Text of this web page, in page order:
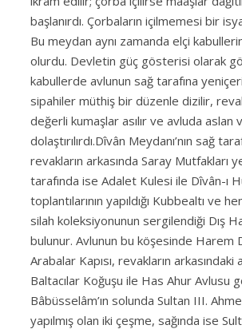
başlanırdı. Çorbaların içilmemesi bir
Bu meydan aynı zamanda elçi
olurdu. Devletin güç gösterisi olarak
kabullerde avlunun sağ tarafına
sipahiler müthiş bir düzenle dizilir,
değerli kumaşlar asılır ve avluda aslan
dolaştırılırdı.Dîvân Meydanı’nın sağ
revakların arkasında Saray Mutfakları
tarafında ise Adalet Kulesi ile Dîvân-ı
toplantılarının yapıldığı Kubbealtı ve
silah koleksiyonunun sergilendiği Dış
bulunur. Avlunun bu köşesinde Harem
Arabalar Kapısı, revakların
Baltacılar Koğuşu ile Has Ahur Avlusu
Bâbüsselâm’ın solunda Sultan III.
yapılmış olan iki çeşme, sağında ise